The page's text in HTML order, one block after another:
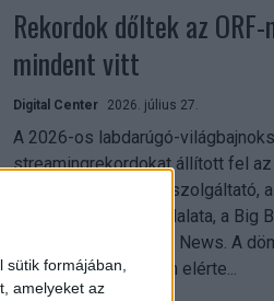
sütik formájában,
amelyeket az
Rekordok dőltek az
mindent vitt
Digital Center 2026. július 27.
A 2026-os labdarúgó-
streamingrekordokat állított fel
közszolgálati műsorszolgáltató,
technológiai leányvállalata, a Big
– írja a Broadband TV News. A
az átlagos nézőszám elérte...